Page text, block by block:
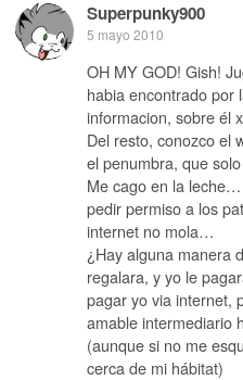
Superpunky900
5 mayo 2010
OH MY GOD! Gish!
habia encontrado por
informacion, sobre él
Del resto, conozco el
el penumbra, que
Me cago en la
pedir permiso a los
internet no mola…
¿Hay alguna manera
regalara, y yo le
pagar yo via internet,
amable intermediario
(aunque si no me
cerca de mi hábitat)